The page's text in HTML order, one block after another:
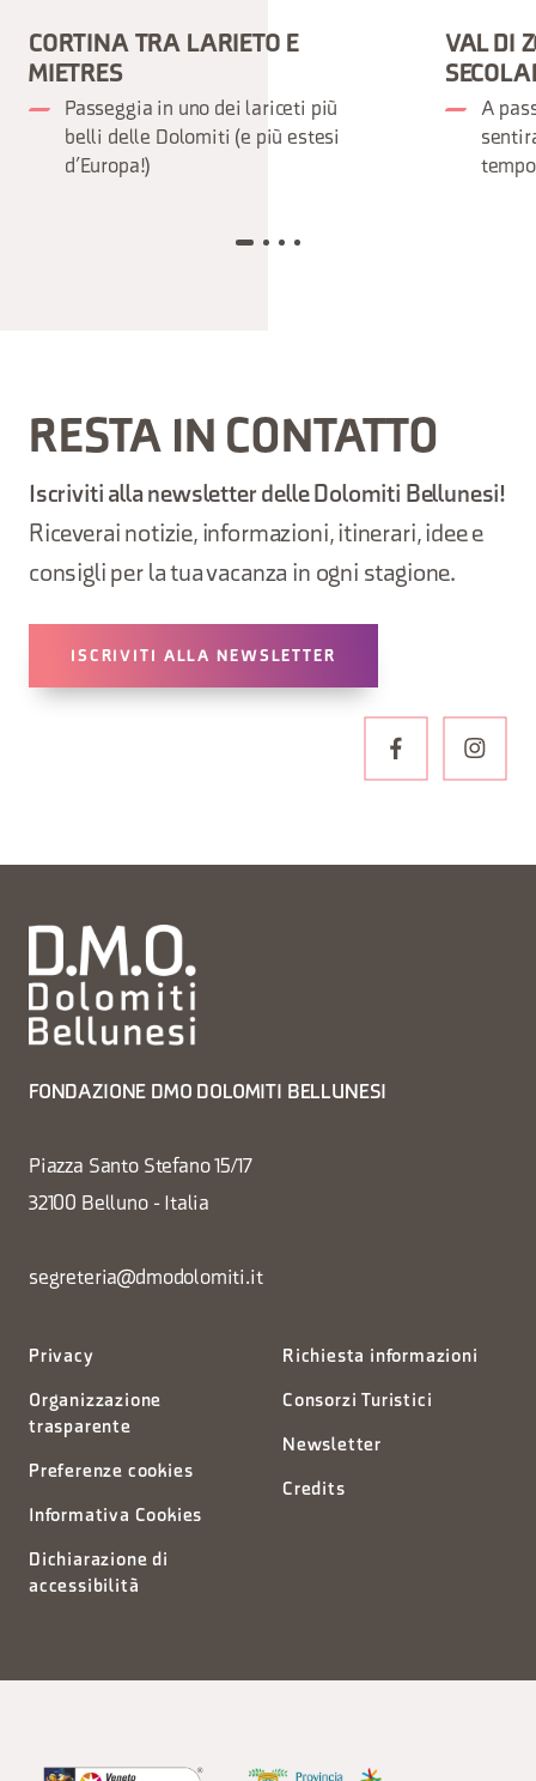
CORTINA TRA LARIETO E
MIETRES
Passeggia in uno dei lariceti più
belli delle Dolomiti (e più estesi
d’Europa!)
VAL DI
A
RESTA IN CONTATTO
Iscriviti alla newsletter delle Dolomiti Bellunesi!
Riceverai notizie, informazioni, itinerari, idee e
consigli per la tua vacanza in ogni stagione.
ISCRIVITI ALLA NEWSLETTER
FONDAZIONE DMO DOLOMITI BELLUNESI
Piazza Santo Stefano 15/17
32100 Belluno - Italia
segreteria@dmodolomiti.it
Privacy
Organizzazione
trasparente
Preferenze cookies
Informativa Cookies
Dichiarazione di
accessibilità
Richiesta informazioni
Consorzi Turistici
Newsletter
Credits